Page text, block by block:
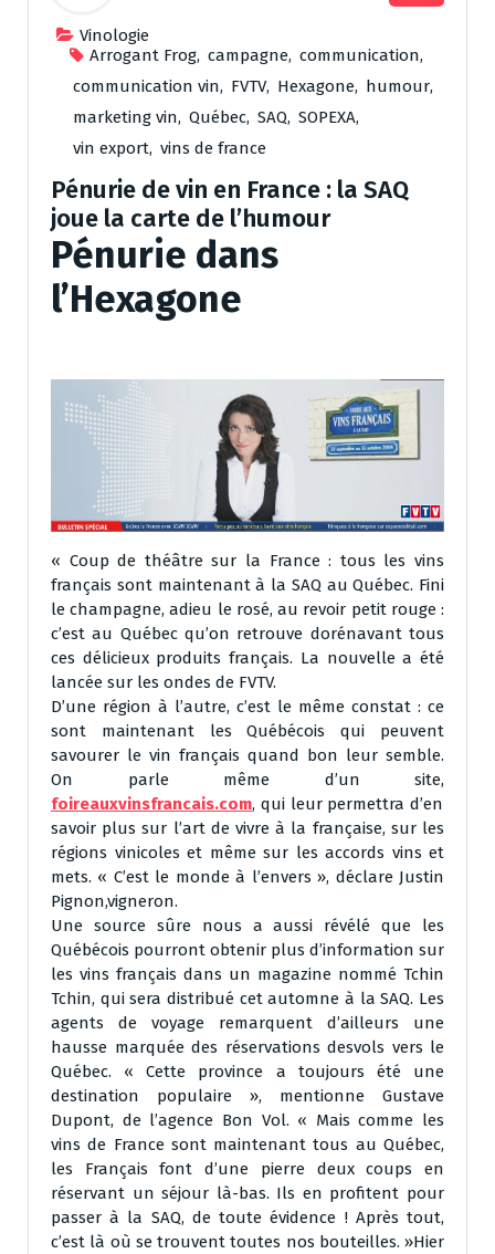
Vinologie
Arrogant Frog, campagne, communication,
communication vin, FVTV, Hexagone, humour,
marketing vin, Québec, SAQ, SOPEXA,
vin export, vins de france
Pénurie de vin en France : la SAQ
joue la carte de l’humour
Pénurie dans
l’Hexagone
« Coup de théâtre sur la France : tous les vins
français sont maintenant à la SAQ au Québec. Fini
le champagne, adieu le rosé, au revoir petit rouge :
c’est au Québec qu’on retrouve dorénavant tous
ces délicieux produits français. La nouvelle a été
lancée sur les ondes de FVTV.
D’une région à l’autre, c’est le même constat : ce
sont maintenant les Québécois qui peuvent
savourer le vin français quand bon leur semble.
On parle même d’un site,
foireauxvinsfrancais.com, qui leur permettra d’en
savoir plus sur l’art de vivre à la française, sur les
régions vinicoles et même sur les accords vins et
mets. « C’est le monde à l’envers », déclare Justin
Pignon,vigneron.
Une source sûre nous a aussi révélé que les
Québécois pourront obtenir plus d’information sur
les vins français dans un magazine nommé Tchin
Tchin, qui sera distribué cet automne à la SAQ. Les
agents de voyage remarquent d’ailleurs une
hausse marquée des réservations desvols vers le
Québec. « Cette province a toujours été une
destination populaire », mentionne Gustave
Dupont, de l’agence Bon Vol. « Mais comme les
vins de France sont maintenant tous au Québec,
les Français font d’une pierre deux coups en
réservant un séjour là-bas. Ils en profitent pour
passer à la SAQ, de toute évidence ! Après tout,
c’est là où se trouvent toutes nos bouteilles. »Hier